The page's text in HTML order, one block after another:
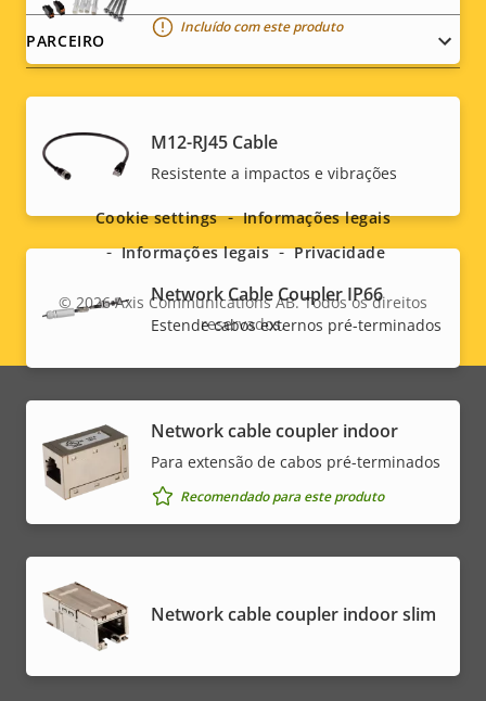
Incluído com este produto
M12-RJ45 Cable
Resistente a impactos e vibrações
Network Cable Coupler IP66
Estende cabos externos pré-terminados
Network cable coupler indoor
Para extensão de cabos pré-terminados
Recomendado para este produto
Network cable coupler indoor slim
PARCEIRO
Social
menu
menu
© 2026Axis Communications AB. Todos os direitos
reservados.
Cookie settings
Informações legais
Informações legais
Privacidade